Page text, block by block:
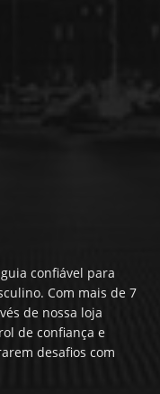
confiável para
Com mais de 7
de nossa loja
de confiança e
desafios com